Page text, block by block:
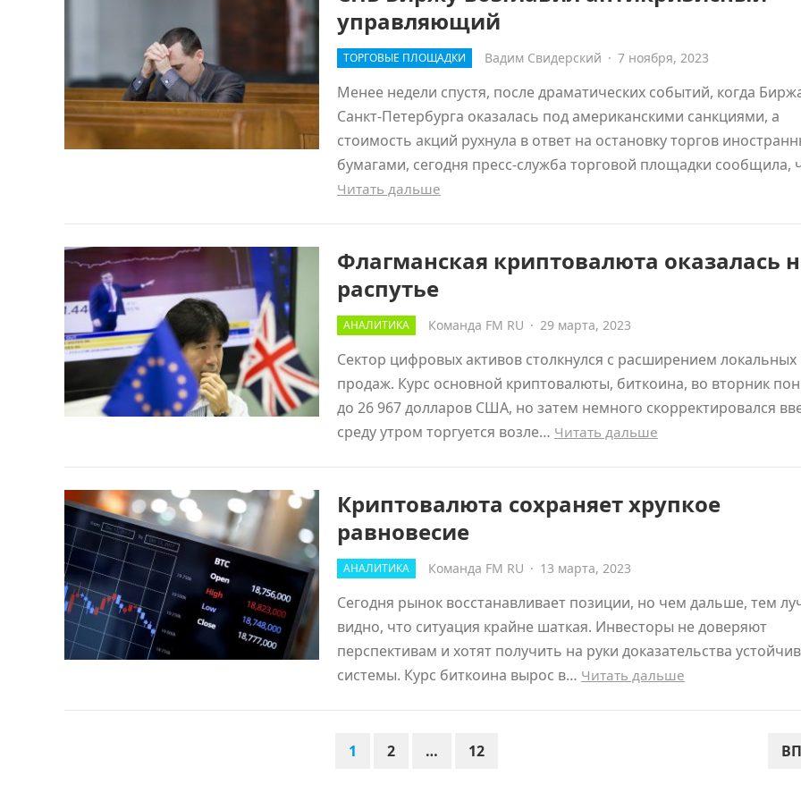
управляющий
ТОРГОВЫЕ ПЛОЩАДКИ Вадим Свидерский · 7 ноября, 2023
Менее недели спустя, после драматических событий, когда
Санкт-Петербурга оказалась под американскими санкциями, а
стоимость акций рухнула в ответ на остановку торгов
бумагами, сегодня пресс-служба торговой площадки сообщила,
Читать дальше
Флагманская криптовалюта оказалась
распутье
АНАЛИТИКА Команда FM RU · 29 марта, 2023
Сектор цифровых активов столкнулся с расширением локальных
продаж. Курс основной криптовалюты, биткоина, во вторник
до 26 967 долларов США, но затем немного скорректировался
среду утром торгуется возле… Читать дальше
Криптовалюта сохраняет хрупкое
равновесие
АНАЛИТИКА Команда FM RU · 13 марта, 2023
Сегодня рынок восстанавливает позиции, но чем дальше, тем
видно, что ситуация крайне шаткая. Инвесторы не доверяют
перспективам и хотят получить на руки доказательства
системы. Курс биткоина вырос в… Читать дальше
1 2 … 12